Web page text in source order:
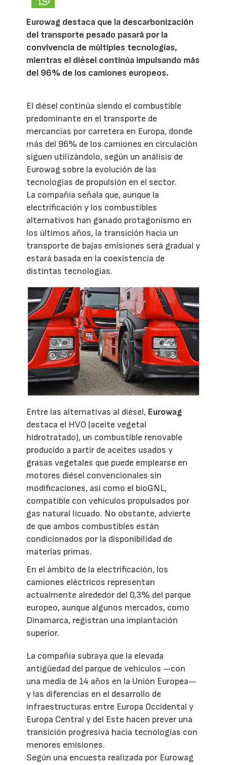
Eurowag destaca que la descarbonización
del transporte pesado pasará por la
convivencia de múltiples tecnologías,
mientras el diésel continúa impulsando más
del 96% de los camiones europeos.
El diésel continúa siendo el combustible
predominante en el transporte de
mercancías por carretera en Europa, donde
más del 96% de los camiones en circulación
siguen utilizándolo, según un análisis de
Eurowag sobre la evolución de las
tecnologías de propulsión en el sector.
La compañía señala que, aunque la
electrificación y los combustibles
alternativos han ganado protagonismo en
los últimos años, la transición hacia un
transporte de bajas emisiones será gradual y
estará basada en la coexistencia de
distintas tecnologías.
Entre las alternativas al diésel, Eurowag
destaca el HVO (aceite vegetal
hidrotratado), un combustible renovable
producido a partir de aceites usados y
grasas vegetales que puede emplearse en
motores diésel convencionales sin
modificaciones, así como el bioGNL,
compatible con vehículos propulsados por
gas natural licuado. No obstante, advierte
de que ambos combustibles están
condicionados por la disponibilidad de
materias primas.
En el ámbito de la electrificación, los
camiones eléctricos representan
actualmente alrededor del 0,3% del parque
europeo, aunque algunos mercados, como
Dinamarca, registran una implantación
superior.
La compañía subraya que la elevada
antigüedad del parque de vehículos —con
una media de 14 años en la Unión Europea—
y las diferencias en el desarrollo de
infraestructuras entre Europa Occidental y
Europa Central y del Este hacen prever una
transición progresiva hacia tecnologías con
menores emisiones.
Según una encuesta realizada por Eurowag